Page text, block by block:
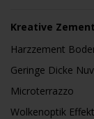
Kreative
Harzzement
Geringe Dicke
Microterrazzo
Wolkenoptik Effekt